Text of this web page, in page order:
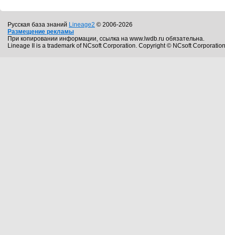
Русская база знаний Lineage2 © 2006-2026
Размещение рекламы
При копировании информации, ссылка на www.lwdb.ru обязательна.
Lineage II is a trademark of NCsoft Corporation. Copyright © NCsoft